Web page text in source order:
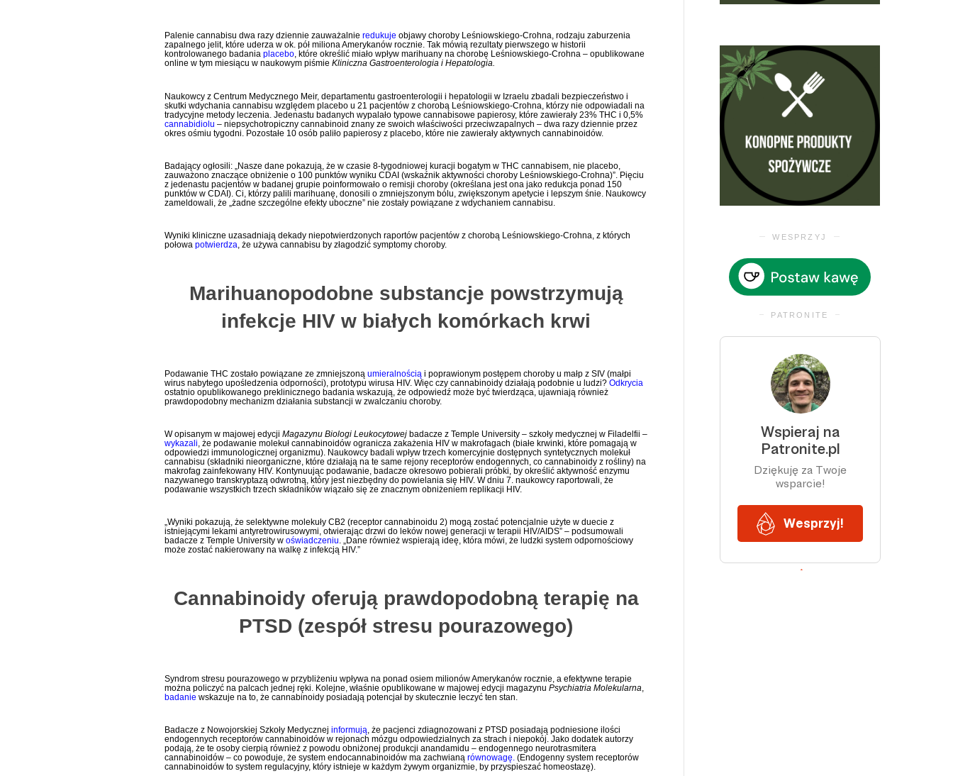
Palenie cannabisu dwa razy dziennie zauważalnie redukuje objawy choroby Leśniowskiego-Crohna, rodzaju zaburzenia
zapalnego jelit, które uderza w ok. pół miliona Amerykanów rocznie. Tak mówią rezultaty pierwszego w historii
kontrolowanego badania placebo, które określić miało wpływ marihuany na chorobę Leśniowskiego-Crohna – opublikowane
online w tym miesiącu w naukowym piśmie Kliniczna Gastroenterologia i Hepatologia.
Naukowcy z Centrum Medycznego Meir, departamentu gastroenterologii i hepatologii w Izraelu zbadali bezpieczeństwo i
skutki wdychania cannabisu względem placebo u 21 pacjentów z chorobą Leśniowskiego-Crohna, którzy nie odpowiadali na
tradycyjne metody leczenia. Jedenastu badanych wypalało typowe cannabisowe papierosy, które zawierały 23% THC i 0,5%
cannabidiolu – niepsychotropiczny cannabinoid znany ze swoich właściwości przeciwzapalnych – dwa razy dziennie przez
okres ośmiu tygodni. Pozostałe 10 osób paliło papierosy z placebo, które nie zawierały aktywnych cannabinoidów.
Badający ogłosili: „Nasze dane pokazują, że w czasie 8-tygodniowej kuracji bogatym w THC cannabisem, nie placebo,
zauważono znaczące obniżenie o 100 punktów wyniku CDAI (wskaźnik aktywności choroby Leśniowskiego-Crohna)”. Pięciu
z jedenastu pacjentów w badanej grupie poinformowało o remisji choroby (określana jest ona jako redukcja ponad 150
punktów w CDAI). Ci, którzy palili marihuanę, donosili o zmniejszonym bólu, zwiększonym apetycie i lepszym śnie. Naukowcy
zameldowali, że „żadne szczególne efekty uboczne” nie zostały powiązane z wdychaniem cannabisu.
Wyniki kliniczne uzasadniają dekady niepotwierdzonych raportów pacjentów z chorobą Leśniowskiego-Crohna, z których
połowa potwierdza, że używa cannabisu by złagodzić symptomy choroby.
Marihuanopodobne substancje powstrzymują
infekcje HIV w białych komórkach krwi
Podawanie THC zostało powiązane ze zmniejszoną umieralnością i poprawionym postępem choroby u małp z SIV (małpi
wirus nabytego upośledzenia odporności), prototypu wirusa HIV. Więc czy cannabinoidy działają podobnie u ludzi? Odkrycia
ostatnio opublikowanego preklinicznego badania wskazują, że odpowiedź może być twierdząca, ujawniają również
prawdopodobny mechanizm działania substancji w zwalczaniu choroby.
W opisanym w majowej edycji Magazynu Biologi Leukocytowej badacze z Temple University – szkoły medycznej w Filadelfii –
wykazali, że podawanie molekuł cannabinoidów ogranicza zakażenia HIV w makrofagach (białe krwinki, które pomagają w
odpowiedzi immunologicznej organizmu). Naukowcy badali wpływ trzech komercyjnie dostępnych syntetycznych molekuł
cannabisu (składniki nieorganiczne, które działają na te same rejony receptorów endogennych, co cannabinoidy z rośliny) na
makrofag zainfekowany HIV. Kontynuując podawanie, badacze okresowo pobierali próbki, by określić aktywność enzymu
nazywanego transkryptazą odwrotną, który jest niezbędny do powielania się HIV. W dniu 7. naukowcy raportowali, że
podawanie wszystkich trzech składników wiązało się ze znacznym obniżeniem replikacji HIV.
„Wyniki pokazują, że selektywne molekuły CB2 (receptor cannabinoidu 2) mogą zostać potencjalnie użyte w duecie z
istniejącymi lekami antyretrowirusowymi, otwierając drzwi do leków nowej generacji w terapii HIV/AIDS” – podsumowali
badacze z Temple University w oświadczeniu. „Dane również wspierają ideę, która mówi, że ludzki system odpornościowy
może zostać nakierowany na walkę z infekcją HIV.”
Cannabinoidy oferują prawdopodobną terapię na
PTSD (zespół stresu pourazowego)
Syndrom stresu pourazowego w przybliżeniu wpływa na ponad osiem milionów Amerykanów rocznie, a efektywne terapie
można policzyć na palcach jednej ręki. Kolejne, właśnie opublikowane w majowej edycji magazynu Psychiatria Molekularna
badanie wskazuje na to, że cannabinoidy posiadają potencjał by skutecznie leczyć ten stan.
Badacze z Nowojorskiej Szkoły Medycznej informują, że pacjenci zdiagnozowani z PTSD posiadają podniesione ilości
endogennych receptorów cannabinoidów w rejonach mózgu odpowiedzialnych za strach i niepokój. Jako dodatek autorzy
podają, że te osoby cierpią również z powodu obniżonej produkcji anandamidu – endogennego neurotrasmitera
cannabinoidów – co powoduje, że system endocannabinoidów ma zachwianą równowagę. (Endogenny system receptorów
cannabinoidów to system regulacyjny, który istnieje w każdym żywym organizmie, by przyspieszać homeostazę).
WESPRZYJ
PATRONITE